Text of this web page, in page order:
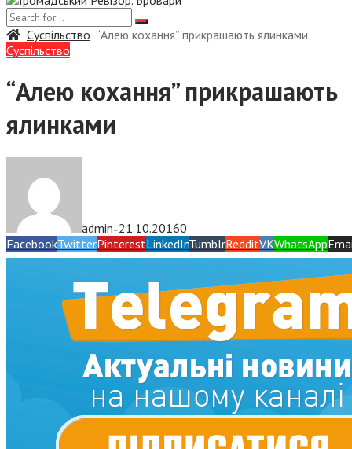
Суспiльство “Алею кохання” прикрашають ялинками
Суспiльство
“Алею кохання” прикрашають
ялинками
admin — 21.10.20160
FacebookTwitterPinterestLinkedInTumblrRedditVKWhatsApp